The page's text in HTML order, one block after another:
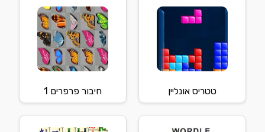
טטריס אונליין חיבור פרפרים 1